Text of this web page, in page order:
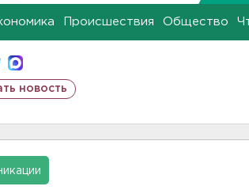
Происшествия Общество
новость